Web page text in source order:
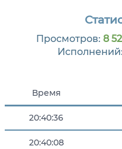
Просмотров: 8
Время
20:40:36
20:40:08